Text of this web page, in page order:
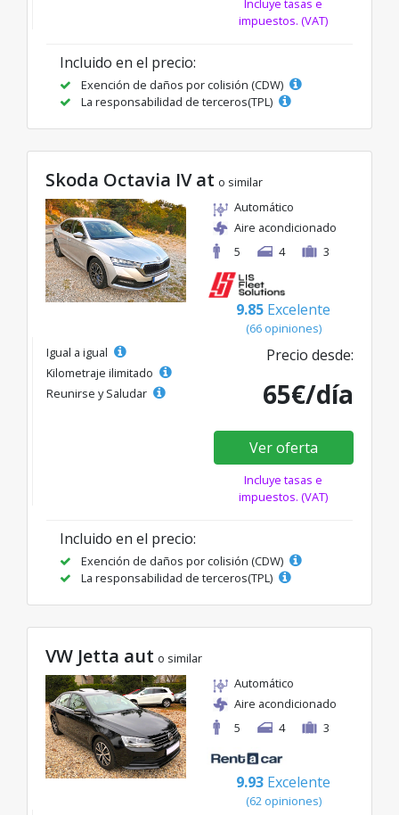
impuestos. (VAT)
Incluido en el precio:
Exención de daños por colisión (CDW)
La responsabilidad de terceros(TPL)
Skoda Octavia IV at o similar
Automático
Aire acondicionado
5
4 3
9.85 Excelente
(66 opiniones)
Igual a igual
Kilometraje ilimitado
Reunirse y Saludar
Precio desde:
65€/día
Ver oferta
Incluye tasas e
impuestos. (VAT)
Incluido en el precio:
Exención de daños por colisión (CDW)
La responsabilidad de terceros(TPL)
VW Jetta aut o similar
Automático
Aire acondicionado
5
4 3
9.93 Excelente
(62 opiniones)